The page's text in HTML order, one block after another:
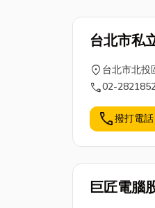
台北市私
location_on 台北市北投
call02-
call撥打電話
巨匠電腦